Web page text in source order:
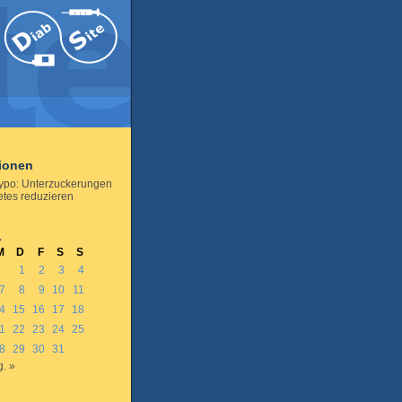
Unterzuckerungen
reduzieren
D F S
S
1
2 3
4
7 8 9 10
11
15 16 17
18
22 23 24 25
29 30 31
»